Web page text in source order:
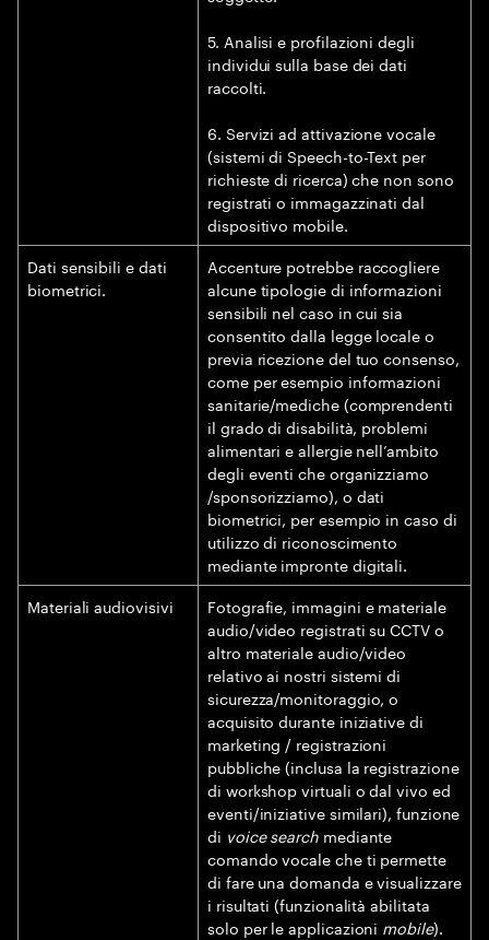
5. Analisi e profilazioni degli
individui sulla base dei dati
raccolti.
6. Servizi ad attivazione vocale
(sistemi di Speech-to-Text per
richieste di ricerca) che non sono
registrati o immagazzinati dal
dispositivo mobile.
Dati sensibili e dati
biometrici.
Accenture potrebbe raccogliere
alcune tipologie di informazioni
sensibili nel caso in cui sia
consentito dalla legge locale o
previa ricezione del tuo consenso,
come per esempio informazioni
sanitarie/mediche (comprendenti
il grado di disabilità, problemi
alimentari e allergie nell’ambito
degli eventi che organizziamo
/sponsorizziamo), o dati
biometrici, per esempio in caso di
utilizzo di riconoscimento
mediante impronte digitali.
Materiali audiovisivi
Fotografie, immagini e materiale
audio/video registrati su CCTV o
altro materiale audio/video
relativo ai nostri sistemi di
sicurezza/monitoraggio, o
acquisito durante iniziative di
marketing / registrazioni
pubbliche (inclusa la registrazione
di workshop virtuali o dal vivo ed
eventi/iniziative similari), funzione
di voice searchmediante
comando vocale che ti permette
di fare una domanda e visualizzare
i risultati (funzionalità abilitata
solo per le applicazioni mobile).